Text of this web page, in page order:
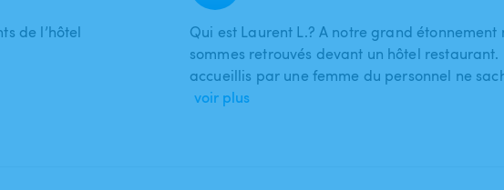
de l’hôtel
Qui est Laurent L.? A notre grand étonnement
sommes retrouvés devant un hôtel restaurant.
accueillis par une femme du personnel ne
voir plus